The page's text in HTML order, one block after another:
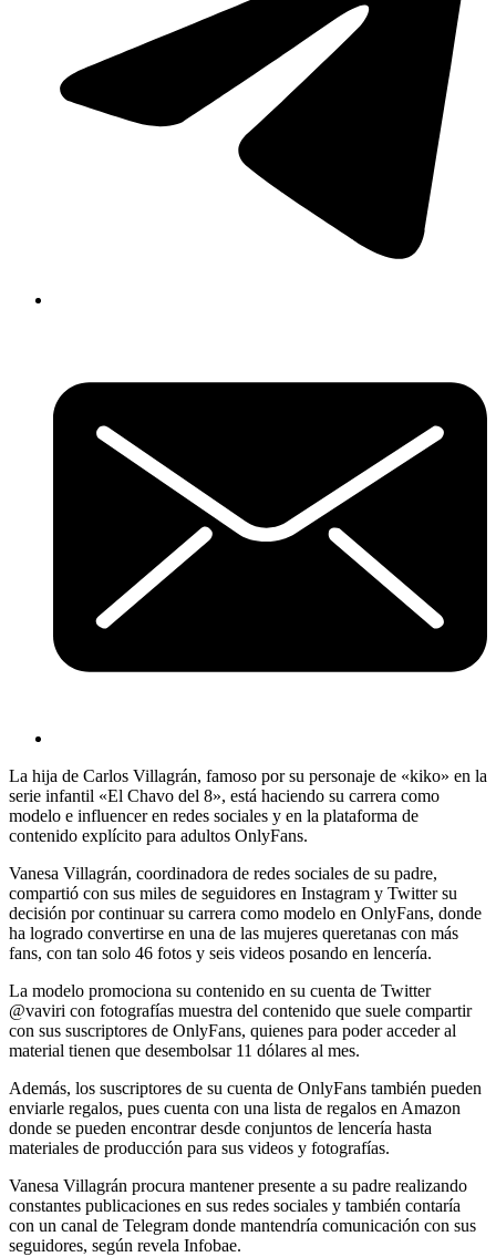
La hija de Carlos Villagrán, famoso por su personaje de «kiko» en la
serie infantil «El Chavo del 8», está haciendo su carrera como
modelo e influencer en redes sociales y en la plataforma de
contenido explícito para adultos OnlyFans.
Vanesa Villagrán, coordinadora de redes sociales de su padre,
compartió con sus miles de seguidores en Instagram y Twitter su
decisión por continuar su carrera como modelo en OnlyFans, donde
ha logrado convertirse en una de las mujeres queretanas con más
fans, con tan solo 46 fotos y seis videos posando en lencería.
La modelo promociona su contenido en su cuenta de Twitter
@vaviri con fotografías muestra del contenido que suele compartir
con sus suscriptores de OnlyFans, quienes para poder acceder al
material tienen que desembolsar 11 dólares al mes.
Además, los suscriptores de su cuenta de OnlyFans también pueden
enviarle regalos, pues cuenta con una lista de regalos en Amazon
donde se pueden encontrar desde conjuntos de lencería hasta
materiales de producción para sus videos y fotografías.
Vanesa Villagrán procura mantener presente a su padre realizando
constantes publicaciones en sus redes sociales y también contaría
con un canal de Telegram donde mantendría comunicación con sus
seguidores, según revela Infobae.